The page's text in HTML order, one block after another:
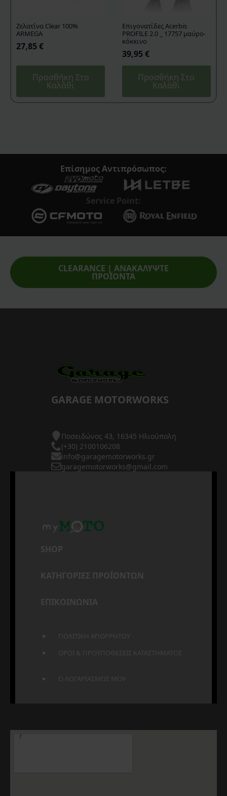
σελίδα
του
Ζελατίνα Clear 100%
ARMEGA
27,85 €
Προσθήκη Στο
Καλάθι
Επιγονατίδες Acerbis
PROFILE 2.0 _ 17757 μαύρο-
κόκκινο
39,95 €
Προσθήκη Στο
Καλάθι
Επίσημος Αντιπρόσωπος:
Service Point:
CLEARANCE | ΑΝΑΚΑΛΥΨΤΕ
ΠΡΟΪΟΝΤΑ
GARAGE MOTORWORKS
Ποσειδώνος 43, 16345 Ηλιούπολη
(+30) 2100106208
info@garagemotorworks.gr
garagemotorworks@gmail.com
SHOP
ΚΑΤΗΓΟΡΙΕΣ ΠΡΟΪΟΝΤΩΝ
ΕΠΙΚΟΙΝΩΝΙΑ
ΠΟΛΙΤΙΚΗ ΑΠΟΡΡΗΤΟΥ
ΟΡΟΙ & ΠΡΟΫΠΟΘΕΣΕΙΣ ΚΑΤΑΣΤΗΜΑΤΟΣ
Ο ΛΟΓΑΡΙΑΣΜΟΣ ΜΟΥ